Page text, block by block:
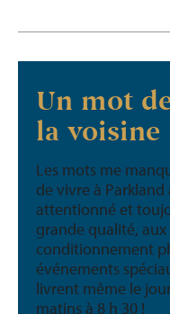
Un mot
la voisine
Les mots me
de vivre à
attentionné et
grande qualité,
conditionnement
événements
livrent même le
matins à 8 h 30 !